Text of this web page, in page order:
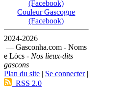
(Facebook)
Couleur Gascogne
(Facebook)
2024-2026
— Gasconha.com - Noms
e Lòcs - Nos lieux-dits
gascons
Plan du site | Se connecter|
RSS 2.0